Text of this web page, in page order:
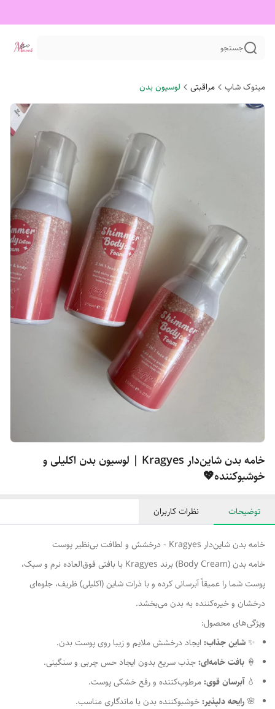
جستجو
مینوک شاپ مراقبتی لوسیون بدن
خامه بدن شاین‌دار Kragyes | لوسیون بدن اکلیلی و
خوشبوکننده💖
توضیحات نظرات کاربران
خامه بدن شاین‌دار Kragyes - درخشش و لطافت بی‌نظیر پوست
خامه بدن (Body Cream) برند Kragyes با بافتی فوق‌العاده نرم و سبک،
پوست شما را عمیقاً آبرسانی کرده و با ذرات شاین (اکلیلی) ظریف، جلوه‌ای
درخشان و خیره‌کننده به بدن می‌بخشد.
ویژگی‌های محصول:
✨شاین جذاب: ایجاد درخشش ملایم و زیبا روی پوست بدن.
🍦 بافت خامه‌ای:جذب سریع بدون ایجاد حس چربی و سنگینی.
💧آبرسان قوی:مرطوب‌کننده و رفع خشکی پوست.
🌸 رایحه دلپذیر:خوشبوکننده بدن با ماندگاری مناسب.